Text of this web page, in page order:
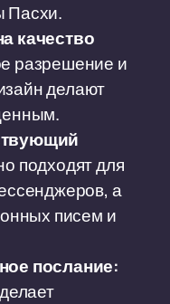
Пасхи.
качество
разрешение и
делают
подходят для
а
писем и
послание: